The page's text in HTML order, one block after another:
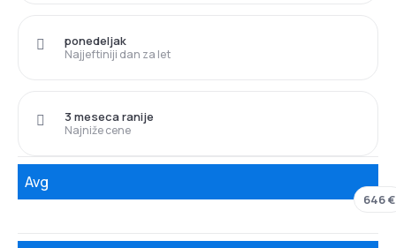
Najjeftiniji dan za let
ponedeljak
Najniže cene
3 meseca ranije
Avg
646 €